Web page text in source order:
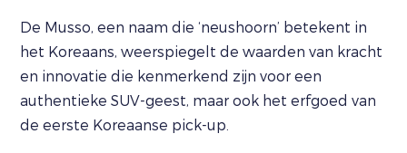
De Musso, een naam die ‘neushoorn’ betekent in
het Koreaans, weerspiegelt de waarden van kracht
en innovatie die kenmerkend zijn voor een
authentieke SUV-geest, maar ook het erfgoed van
de eerste Koreaanse pick-up.